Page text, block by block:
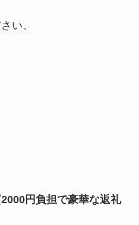
い。
円負担で豪華な返礼